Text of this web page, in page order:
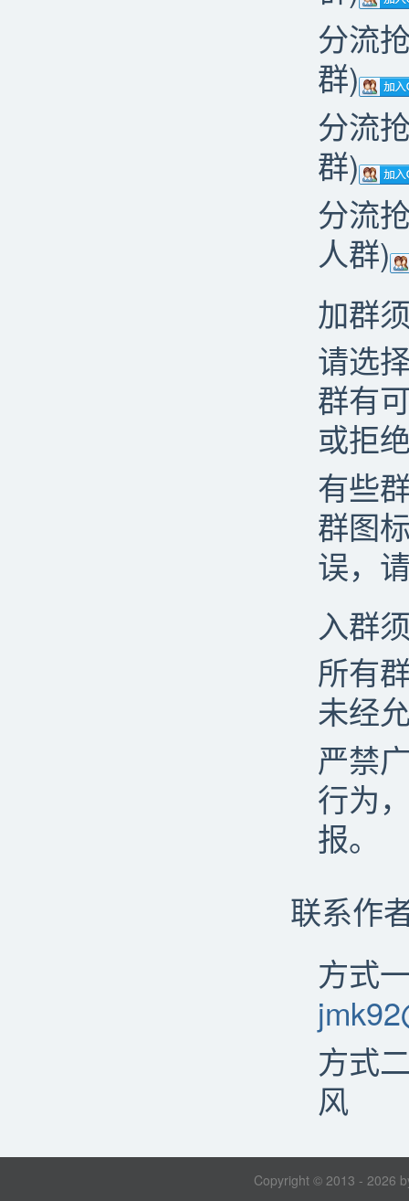
分流
群)
分流
群)
分流
人群)
加群
请选
群有
或拒
有些
群图
误，
入群
所有
未经
严禁
行为
报。
联系作
方式
方式
风
Copyright © 2013 - 2026